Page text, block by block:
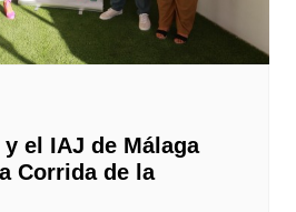
el IAJ de Málaga
Corrida de la